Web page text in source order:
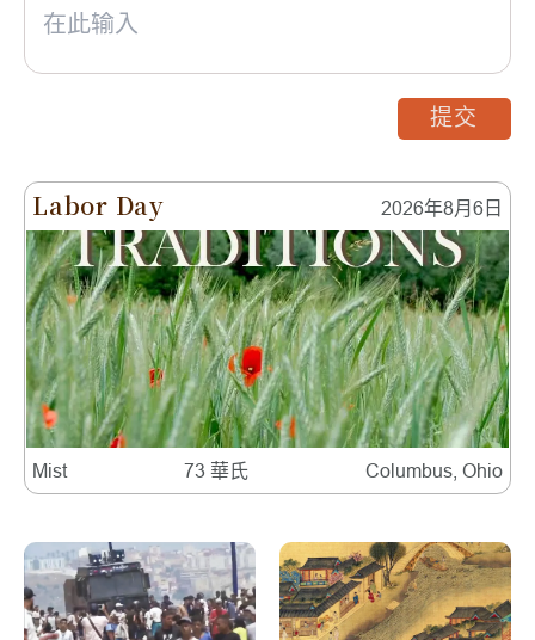
Labor Day 2026年8月6日
Mist 73 華氏 Columbus, Ohio
提交